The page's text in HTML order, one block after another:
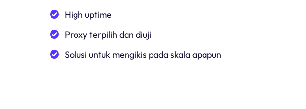
High uptime
Proxy terpilih dan diuji
Solusi untuk mengikis pada skala apapun